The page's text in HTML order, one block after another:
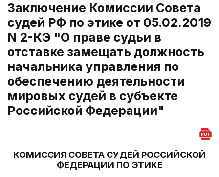
Заключение Комиссии Совета
судей РФ по этике от 05.02.2019
N 2-КЭ "О праве судьи в
отставке замещать должность
начальника управления по
обеспечению деятельности
мировых судей в субъекте
Российской Федерации"
КОМИССИЯ СОВЕТА СУДЕЙ РОССИЙСКОЙ
ФЕДЕРАЦИИ ПО ЭТИКЕ